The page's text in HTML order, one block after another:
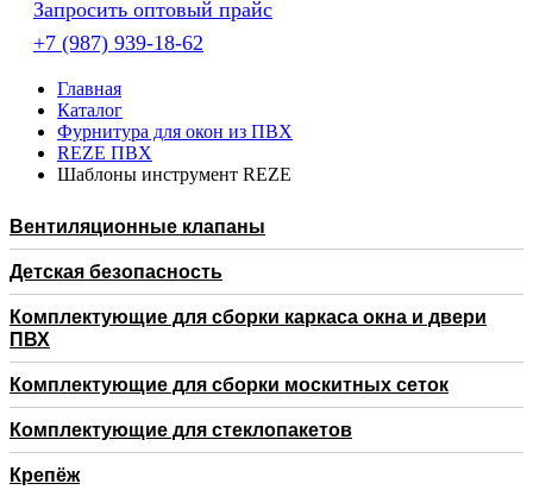
Запросить оптовый прайс
+7 (987) 939-18-62
Главная
Каталог
Фурнитура для окон из ПВХ
REZE ПВХ
Шаблоны инструмент REZE
Вентиляционные клапаны
Детская безопасность
Комплектующие для сборки каркаса окна и двери
ПВХ
Комплектующие для сборки москитных сеток
Комплектующие для стеклопакетов
Крепёж